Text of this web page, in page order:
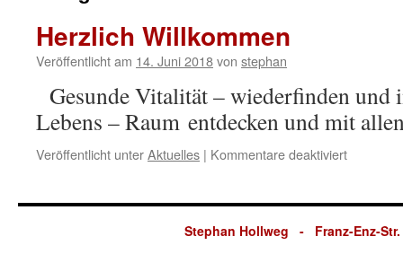
Herzlich Willkommen
Veröffentlicht am 14. Juni 2018von stephan
Gesunde Vitalität – wiederfinden und
Lebens – Raum entdecken und mit
Veröffentlicht unterAktuelles | Kommentare deaktiviertfür
Stephan Hollweg - Franz-Enz-